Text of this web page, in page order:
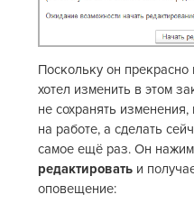
Поскольку он прекрасно
хотел изменить в этом
не сохранять
на работе, а сделать
самое ещё раз. Он
редактировать и
оповещение: